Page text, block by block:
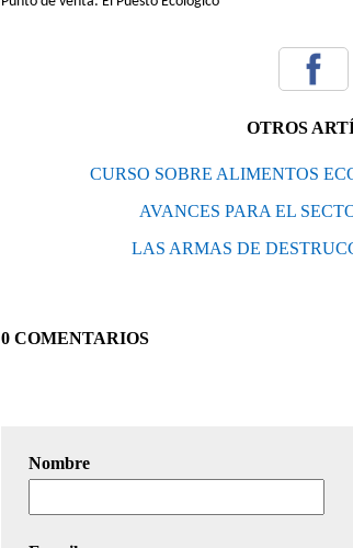
OTROS
CURSO SOBRE ALIMENTOS
AVANCES PARA EL
LAS ARMAS DE
0 COMENTARIOS
Nombre